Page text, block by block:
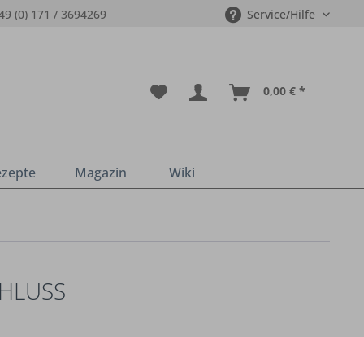
(0) 171 / 3694269 Service/Hilfe
0,00 € *
Magazin Wiki